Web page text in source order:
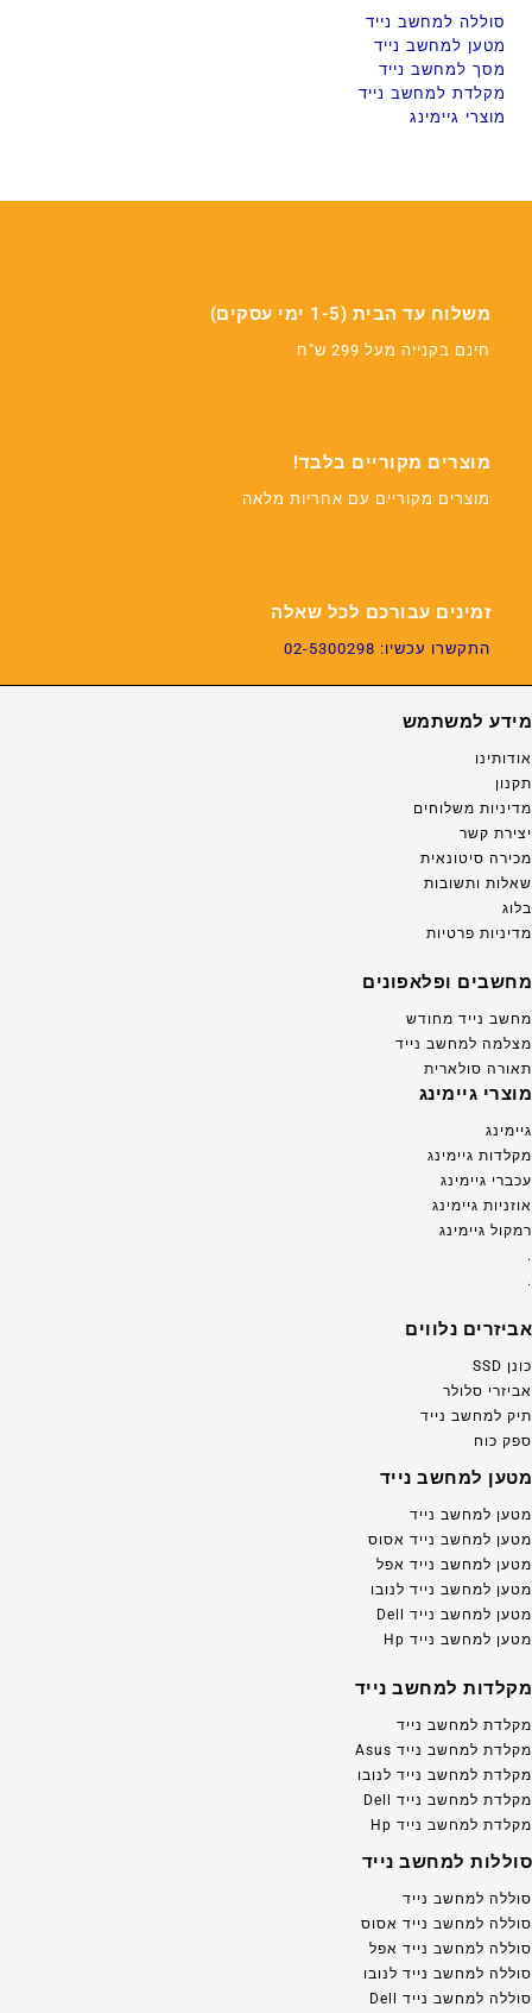
סוללה למחשב נייד
מטען למחשב נייד
מסך למחשב נייד
מקלדת למחשב נייד
מוצרי גיימינג
משלוח עד הבית (1-5 ימי עסקים)
חינם בקנייה מעל 299 ש"ח
מוצרים מקוריים בלבד!
מוצרים מקוריים עם אחריות מלאה
זמינים עבורכם לכל שאלה
התקשרו עכשיו: 02-5300298
מידע למשתמש
אודותינו
תקנון
מדיניות משלוחים
יצירת קשר
מכירה סיטונאית
שאלות ותשובות
בלוג
מדיניות פרטיות
מחשבים ופלאפונים
מחשב נייד מחודש
מצלמה למחשב נייד
תאורה סולארית
מוצרי גיימינג
גיימינג
מקלדות גיימינג
עכברי גיימינג
אוזניות גיימינג
רמקול גיימינג
.
.
אביזרים נלווים
כונן SSD
אביזרי סלולר
תיק למחשב נייד
ספק כוח
מטען למחשב נייד
מטען למחשב נייד
מטען למחשב נייד אסוס
מטען למחשב נייד אפל
מטען למחשב נייד לנובו
מטען למחשב נייד Dell
מטען למחשב נייד Hp
מקלדות למחשב נייד
מקלדת למחשב נייד
מקלדת למחשב נייד Asus
מקלדת למחשב נייד לנובו
מקלדת למחשב נייד Dell
מקלדת למחשב נייד Hp
סוללות למחשב נייד
סוללה למחשב נייד
סוללה למחשב נייד אסוס
סוללה למחשב נייד אפל
סוללה למחשב נייד לנובו
סוללה למחשב נייד Dell